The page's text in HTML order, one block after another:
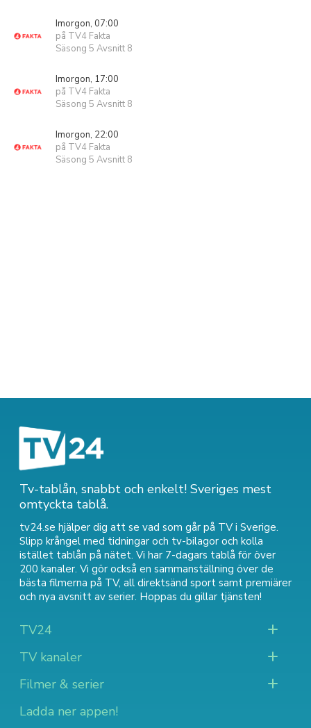
Imorgon, 07:00
på TV4 Fakta
Säsong 5 Avsnitt 8
Imorgon, 17:00
på TV4 Fakta
Säsong 5 Avsnitt 8
Imorgon, 22:00
på TV4 Fakta
Säsong 5 Avsnitt 8
Tv-tablån, snabbt och enkelt! Sveriges mest
omtyckta tablå.
tv24.se hjälper dig att se vad som går på TV i Sverige.
Slipp krångel med tidningar och tv-bilagor och kolla
istället tablån på nätet. Vi har 7-dagars tablå för över
200 kanaler. Vi gör också en sammanställning över de
bästa filmerna på TV, all direktsänd sport samt premiärer
och nya avsnitt av serier. Hoppas du gillar tjänsten!
TV24
TV kanaler
Filmer & serier
Ladda ner appen!